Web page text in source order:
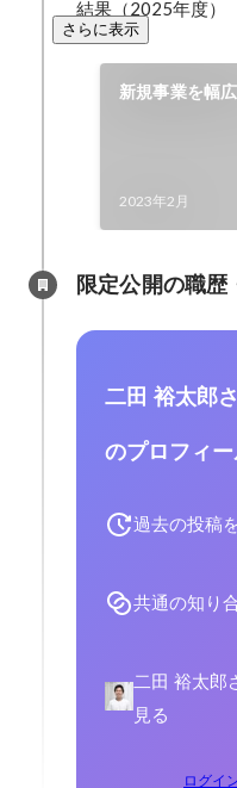
結果（2025年度）
さらに表示
新規事業を幅
2023年2月
限定公開の職歴
二田 裕太郎
のプロフィ
過去の投稿
共通の知り
二田 裕太郎
見る
ログイ